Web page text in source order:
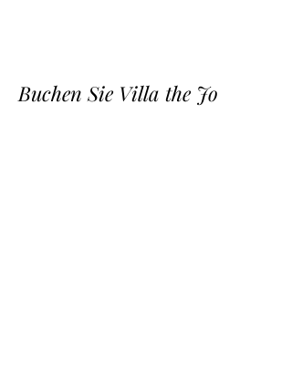
Buchen Sie Villa the Jo